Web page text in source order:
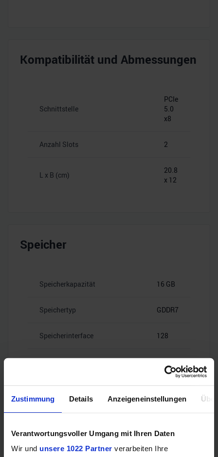
Zustimmung Details Anzeigeneinstellungen
Verantwortungsvoller Umgang mit Ihren Daten
Wir und unsere 1022 Partner verarbeiten Ihre
Kompatibilität und Abmessungen
Schnittstelle
PCIe
5.0
x8
Anzahl Slots 2
L x B (cm)
20.8
x 12
Speicher
Speicherkapazität 16 GB
Speichertyp GDDR7
Speicherinterface 128
28
Gbps
Videoanschlüsse